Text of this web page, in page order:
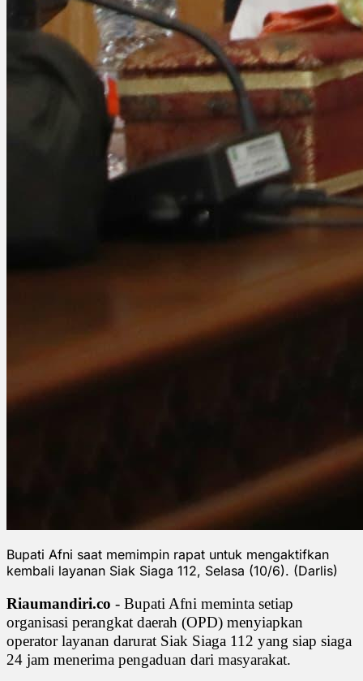
Bupati Afni saat memimpin rapat untuk mengaktifkan
kembali layanan Siak Siaga 112, Selasa (10/6). (Darlis)
Riaumandiri.co - Bupati Afni meminta setiap
organisasi perangkat daerah (OPD) menyiapkan
operator layanan darurat Siak Siaga 112 yang siap siaga
24 jam menerima pengaduan dari masyarakat.